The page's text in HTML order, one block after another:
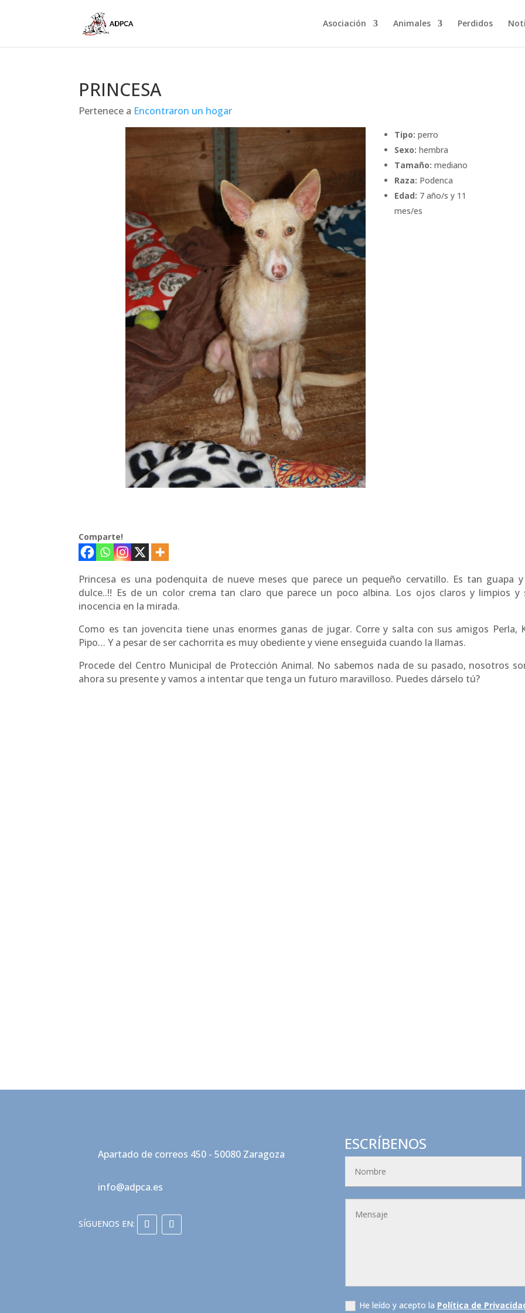
Asociación Animales Perdidos
PRINCESA
Pertenece a Encontraron un hogar
Tipo: perro
Sexo: hembra
Tamaño: mediano
Raza: Podenca
Edad: 7 año/s y 11
mes/es
Comparte!
Princesa es una podenquita de nueve meses que parece un pequeño cervatillo. Es tan guapa
dulce..!! Es de un color crema tan claro que parece un poco albina. Los ojos claros y limpios y
inocencia en la mirada.
Como es tan jovencita tiene unas enormes ganas de jugar. Corre y salta con sus amigos Perla,
Pipo… Y a pesar de ser cachorrita es muy obediente y viene enseguida cuando la llamas.
Procede del Centro Municipal de Protección Animal. No sabemos nada de su pasado, nosotros
ahora su presente y vamos a intentar que tenga un futuro maravilloso. Puedes dárselo tú?
Apartado de correos 450 - 50080 Zaragoza
info@adpca.es
ESCRÍBENOS
He leído y acepto la Política de